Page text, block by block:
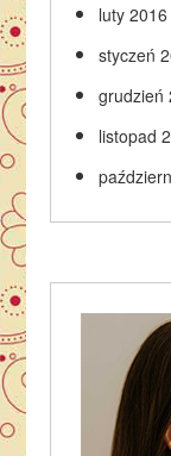
luty 2016
styczeń
grudzień
listopad